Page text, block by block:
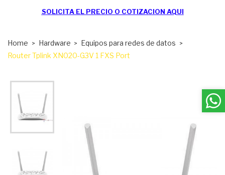
SOLICITA EL PRECIO O COTIZACION AQUI
Home Hardware
Equipos para redes de datos
Router Tplink XN020-G3V 1 FXS Port